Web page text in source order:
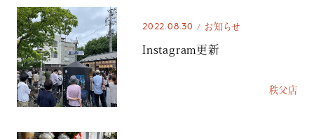
2022.08.30 お知らせ
Instagram更新
秩父店